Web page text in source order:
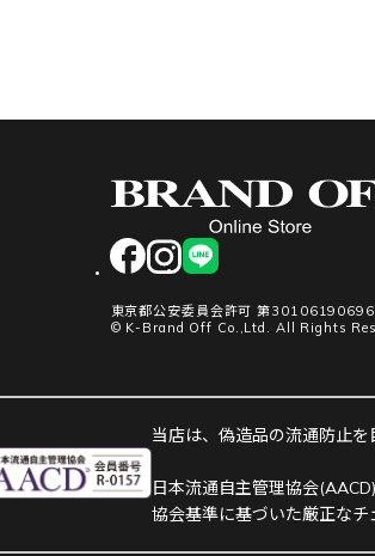
facebookinstagram
LINE
東京都公安委員会許可 第
© K-Brand Off Co.,Ltd. All Rights
当店は、偽造品の流通防止
日本流通自主管理協会
協会基準に基づいた厳正なチ